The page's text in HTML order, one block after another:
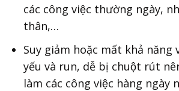
các công việc thường ngày,
thân,…
Suy giảm hoặc mất khả năng
yếu và run, dễ bị chuột rút
làm các công việc hàng ngày